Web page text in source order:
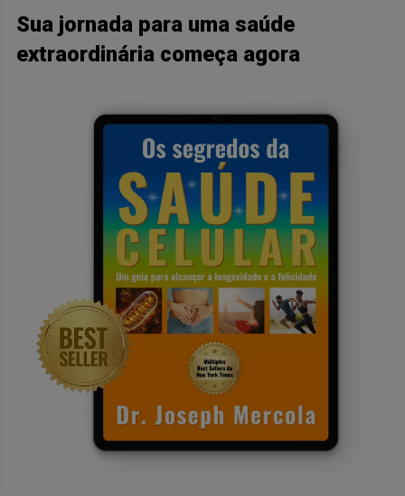
Sua jornada para uma saúde
extraordinária começa agora